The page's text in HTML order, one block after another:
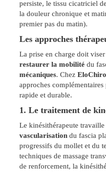
persiste, le tissu cicatriciel
la douleur chronique et
premier pas du matin).
Les approches
La prise en charge doit viser
restaurer la mobilité du
mécaniques. Chez EloChiro
approches
rapide et durable.
1. Le traitement de
Le kinésithérapeute travaille
vascularisation du fascia
progressifs du mollet et du
techniques de massage
de renforcement, la